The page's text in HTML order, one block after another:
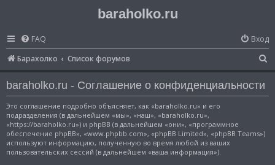
baraholko.ru
FAQ
Вход
Барахолко
Список форумов
о
baraholko.ru - Соглашение о конфиденциальности
Это соглашение подробно объясняет, как «baraholko.ru» и его
подразделения (в дальнейшем «мы», «наш», «baraholko.ru»,
«https://baraholko.ru») и phpBB (в дальнейшем «они», «программное
обеспечение phpBB», «www.phpbb.com», «phpBB Limited», «phpBB Teams»)
используют информацию, полученную во время любой из ваших
пользовательских сессий (в дальнейшем «ваша информация»).